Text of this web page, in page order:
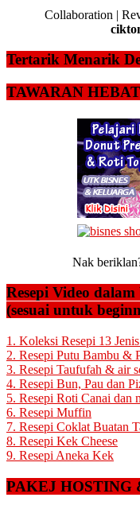
Collaboration |
Tertarik Menarik
TAWARAN
Nak
Resepi Video
(sesuai untuk
1. Koleksi Resepi 13
2. Resepi Putu Bambu &
3. Resepi Taufufah & air
4. Resepi Bun, Pau dan
5. Resepi Roti Canai dan
6. Resepi Muffin
7. Resepi Coklat Buatan
8. Resepi Kek Cheese
9. Resepi Aneka Kek
PAKEJ HOSTING